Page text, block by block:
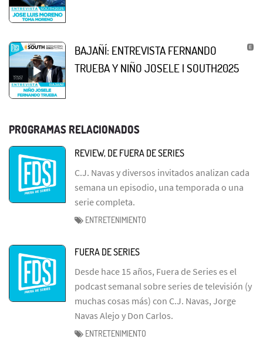
BAJAÑÍ: ENTREVISTA FERNANDO
TRUEBA Y NIÑO JOSELE | SOUTH2025
PROGRAMAS RELACIONADOS
REVIEW, DE FUERA DE SERIES
C.J. Navas y diversos invitados analizan cada
semana un episodio, una temporada o una
serie completa.
ENTRETENIMIENTO
FUERA DE SERIES
Desde hace 15 años, Fuera de Series es el
podcast semanal sobre series de televisión (y
muchas cosas más) con C.J. Navas, Jorge
Navas Alejo y Don Carlos.
ENTRETENIMIENTO